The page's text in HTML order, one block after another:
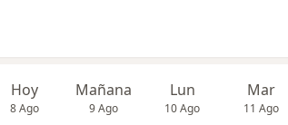
Hoy
8 Ago
Mañana
9 Ago
Lun
10 Ago
Mar
11 Ago